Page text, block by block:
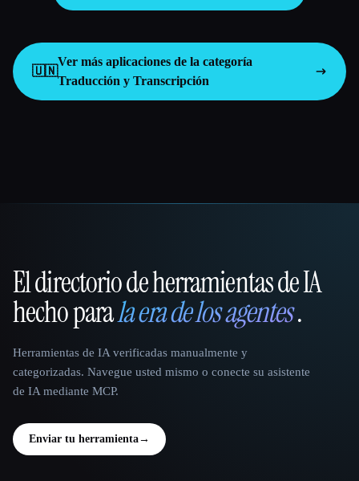
🇺🇳
Ver más aplicaciones de la categoría
Traducción y Transcripción
That AI Collection
El directorio de herramientas de IA
hecho parala era de los agentes.
Herramientas de IA verificadas manualmente y
categorizadas. Navegue usted mismo o conecte su asistente
de IA mediante MCP.
Enviar tu herramienta→